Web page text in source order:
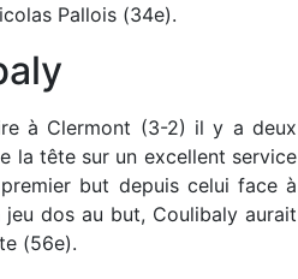
Pallois (34e).
à Clermont (3-2) il y a deux
la tête sur un excellent service
but depuis celui face à
dos au but, Coulibaly aurait
(56e).